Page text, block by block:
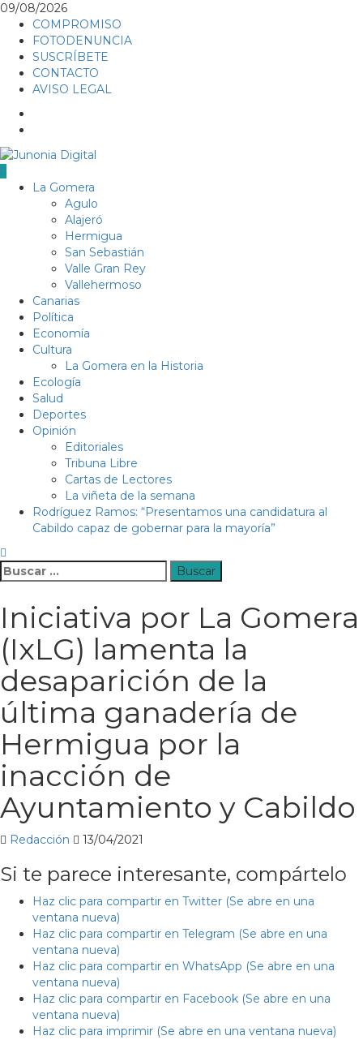
Skip
content
09/08/2026
COMPROMISO
FOTODENUNCIA
SUSCRÍBETE
CONTACTO
AVISO LEGAL
PrimaryLa Gomera
Agulo
Alajeró
Hermigua
San Sebastián
Valle Gran Rey
Vallehermoso
Canarias
Política
Economía
Cultura
La Gomera en la Historia
Ecología
Salud
Deportes
Opinión
Editoriales
Tribuna Libre
Cartas de Lectores
La viñeta de la semana
Rodríguez Ramos: “Presentamos una candidatura al
Cabildo capaz de gobernar para la mayoría”
Buscar:
Iniciativa por La Gomera
(IxLG) lamenta la
desaparición de la
última ganadería de
Hermigua por la
inacción de
Ayuntamiento y Cabildo
Redacción 13/04/2021
Si te parece interesante, compártelo
Haz clic para compartir en Twitter (Se abre en una
ventana nueva)
Haz clic para compartir en Telegram (Se abre en una
ventana nueva)
Haz clic para compartir en WhatsApp (Se abre en una
ventana nueva)
Haz clic para compartir en Facebook (Se abre en una
ventana nueva)
Haz clic para imprimir (Se abre en una ventana nueva)